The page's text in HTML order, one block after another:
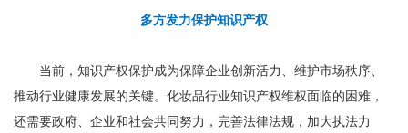
多方发力保护知识产权
当前，知识产权保护成为保障企业创新活力、维护市场秩序、
推动行业健康发展的关键。化妆品行业知识产权维权面临的困难，
还需要政府、企业和社会共同努力，完善法律法规，加大执法力